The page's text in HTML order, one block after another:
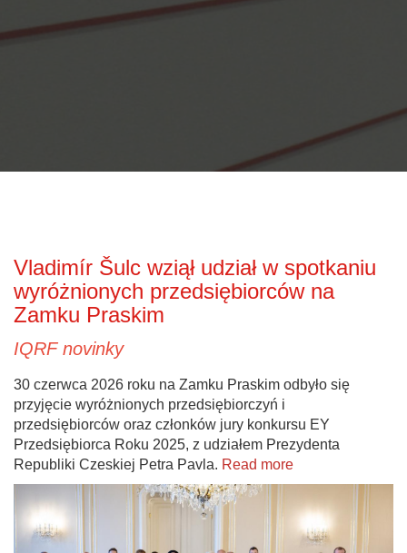
Vladimír Šulc wziął udział w spotkaniu
wyróżnionych przedsiębiorców na
Zamku Praskim
IQRF novinky
30 czerwca 2026 roku na Zamku Praskim odbyło się
przyjęcie wyróżnionych przedsiębiorczyń i
przedsiębiorców oraz członków jury konkursu EY
Przedsiębiorca Roku 2025, z udziałem Prezydenta
Republiki Czeskiej Petra Pavla. Read more